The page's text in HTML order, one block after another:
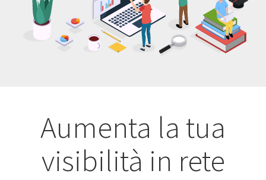
Aumenta la tua
visibilità in rete